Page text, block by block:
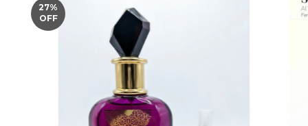
27%
OFF